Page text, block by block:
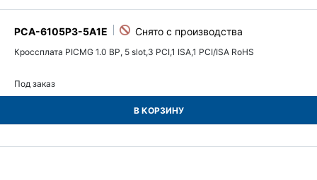
PCA-6105P3-5A1E
Кроссплата PICMG 1.0 BP, 5 slot,3 PCI,1 ISA,1 PCI/ISA RoHS
Под заказ
В КОРЗИНУ